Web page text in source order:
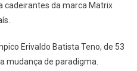
cadeirantes da marca Matrix
Erivaldo Batista Teno, de 53
mudança de paradigma.